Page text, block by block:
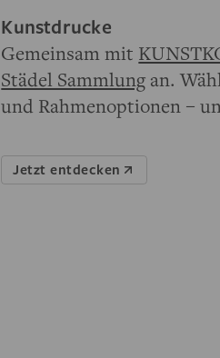
Kunstdrucke
Gemeinsam mit
Städel Sammlung an.
und Rahmenoptionen –
Jetzt entdecken